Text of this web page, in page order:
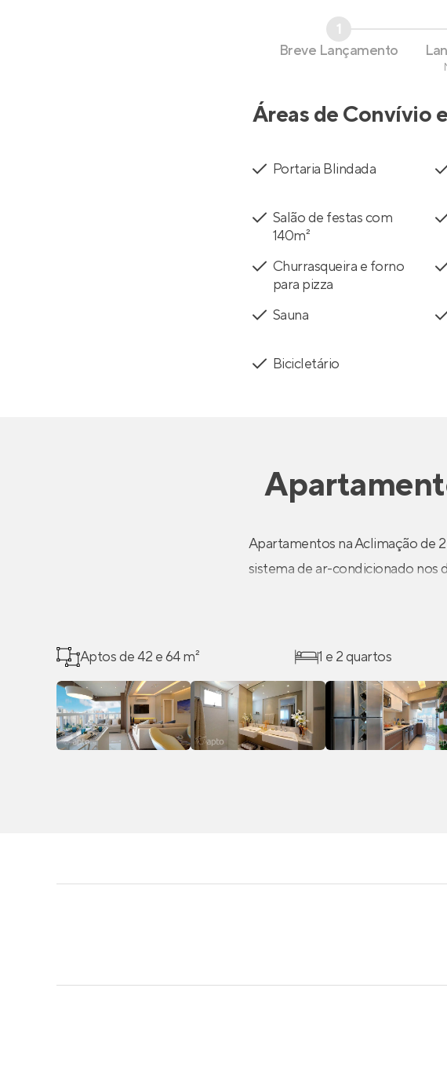
1
Breve Lançamento
Áreas de Convívio
Portaria Blindada
Salão de festas com
140m²
Churrasqueira e forno
para pizza
Sauna
Bicicletário
Apartamentos na Aclimação de
sistema de ar-condicionado nos
Aptos de 42 e 64 m² 1 e 2 quartos